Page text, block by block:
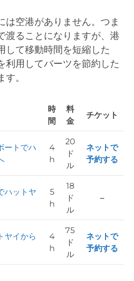
は空港がありません。つま
渡ることになりますが、港
して移動時間を短縮した
利用してバーツを節約した
。
時
間
料
金
チケット
ートでハ
4
h
20
ド
ル
ネットで
予約する
ハットヤ
5
h
18
ド
ル
–
ヤイから
4
h
75
ド
ル
ネットで
予約する